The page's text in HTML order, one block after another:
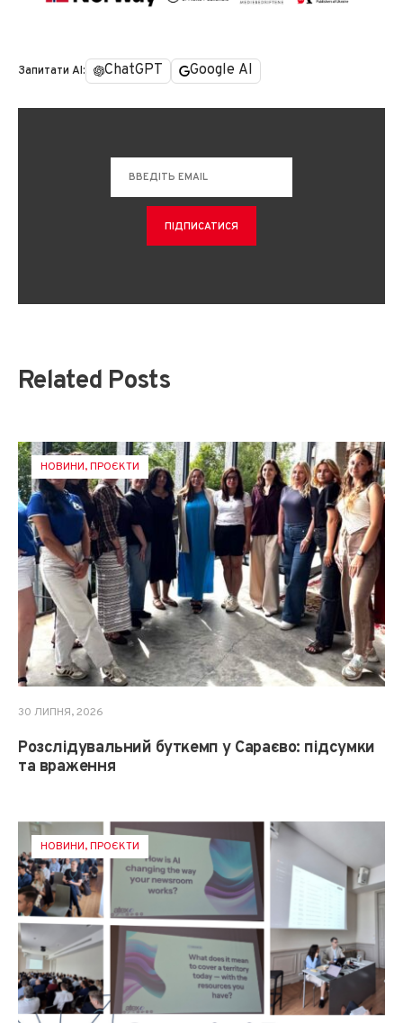
Запитати AI: ChatGPT Google AI
Related Posts
НОВИНИ,ПРОЄКТИ
30 ЛИПНЯ, 2026
Розслідувальний буткемп у Сараєво: підсумки
та враження
НОВИНИ,ПРОЄКТИ